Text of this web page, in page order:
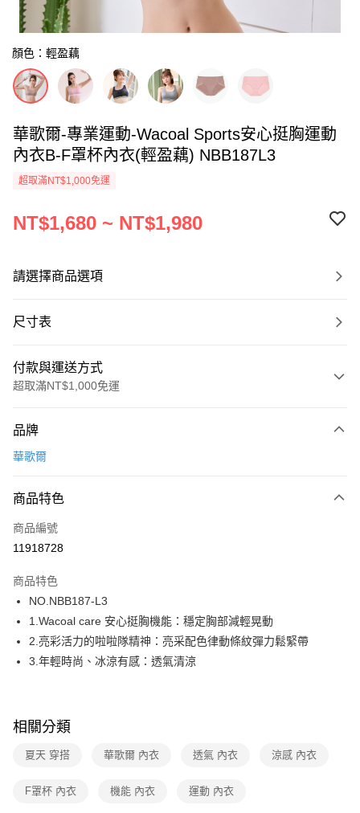
顏色：輕盈藕
華歌爾-專業運動-Wacoal Sports安心挺胸運動
內衣B-F罩杯內衣(輕盈藕) NBB187L3
超取滿NT$1,000免運
NT$1,680 ~ NT$1,980
請選擇商品選項
尺寸表
付款與運送方式
超取滿NT$1,000免運
信用卡一次付款
LINE Pay
街口支付
運送方式
全家取貨付款
每筆NT$80，滿NT$1,000(含以上)免運費
7-11取貨付款
每筆NT$80，滿NT$1,000(含以上)免運費
每筆NT$80，滿NT$1,000(含以上)免運費
品牌
華歌爾
商品特色
商品編號
11918728
商品特色
NO.NBB187-L3
1.Wacoal care 安心挺胸機能：穩定胸部減輕晃動
2.亮彩活力的啦啦隊精神：亮采配色律動條紋彈力鬆緊帶
3.年輕時尚、冰涼有感：透氣清涼
相關分類
夏天 穿搭 華歌爾 內衣 透氣 內衣 涼感 內衣
F罩杯 內衣 機能 內衣 運動 內衣